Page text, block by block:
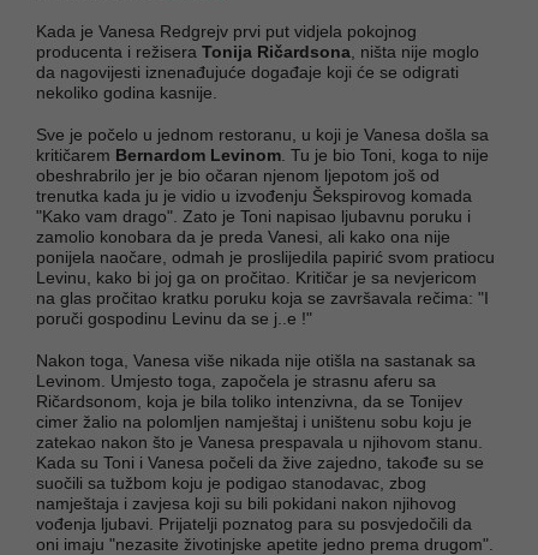
Kada je Vanesa Redgrejv prvi put vidjela pokojnog
producenta i režisera Tonija Ričardsona , ništa nije moglo
da nagovijesti iznenađujuće događaje koji će se odigrati
nekoliko godina kasnije.
Sve je počelo u jednom restoranu, u koji je Vanesa došla sa
kritičarem Bernardom Levinom . Tu je bio Toni, koga to nije
obeshrabrilo jer je bio očaran njenom ljepotom još od
trenutka kada ju je vidio u izvođenju Šekspirovog komada
"Kako vam drago". Zato je Toni napisao ljubavnu poruku i
zamolio konobara da je preda Vanesi, ali kako ona nije
ponijela naočare, odmah je proslijedila papirić svom pratiocu
Levinu, kako bi joj ga on pročitao. Kritičar je sa nevjericom
na glas pročitao kratku poruku koja se završavala rečima: "I
poruči gospodinu Levinu da se j..e !"
Nakon toga, Vanesa više nikada nije otišla na sastanak sa
Levinom. Umjesto toga, započela je strasnu aferu sa
Ričardsonom, koja je bila toliko intenzivna, da se Tonijev
cimer žalio na polomljen namještaj i uništenu sobu koju je
zatekao nakon što je Vanesa prespavala u njihovom stanu.
Kada su Toni i Vanesa počeli da žive zajedno, takođe su se
suočili sa tužbom koju je podigao stanodavac, zbog
namještaja i zavjesa koji su bili pokidani nakon njihovog
vođenja ljubavi. Prijatelji poznatog para su posvjedočili da
oni imaju "nezasite životinjske apetite jedno prema drugom".